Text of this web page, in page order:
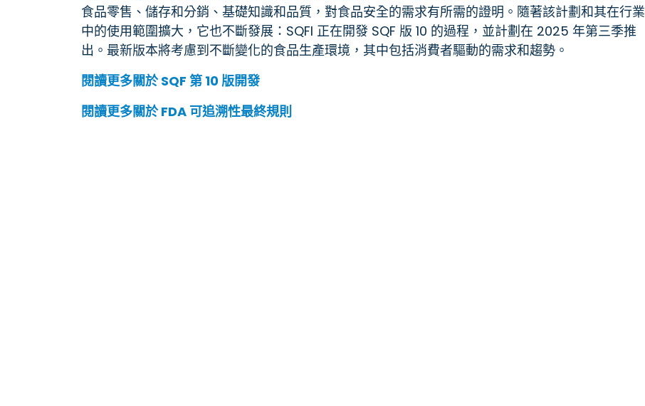
食品零售、儲存和分銷、基礎知識和品質，對食品安全的需求有所需的證明。隨著該計劃和其在行業
中的使用範圍擴大，它也不斷發展：SQFI 正在開發 SQF 版 10 的過程，並計劃在 2025 年第三季推
出。最新版本將考慮到不斷變化的食品生產環境，其中包括消費者驅動的需求和趨勢。
閱讀更多關於 SQF 第 10 版開發
閱讀更多關於 FDA 可追溯性最終規則